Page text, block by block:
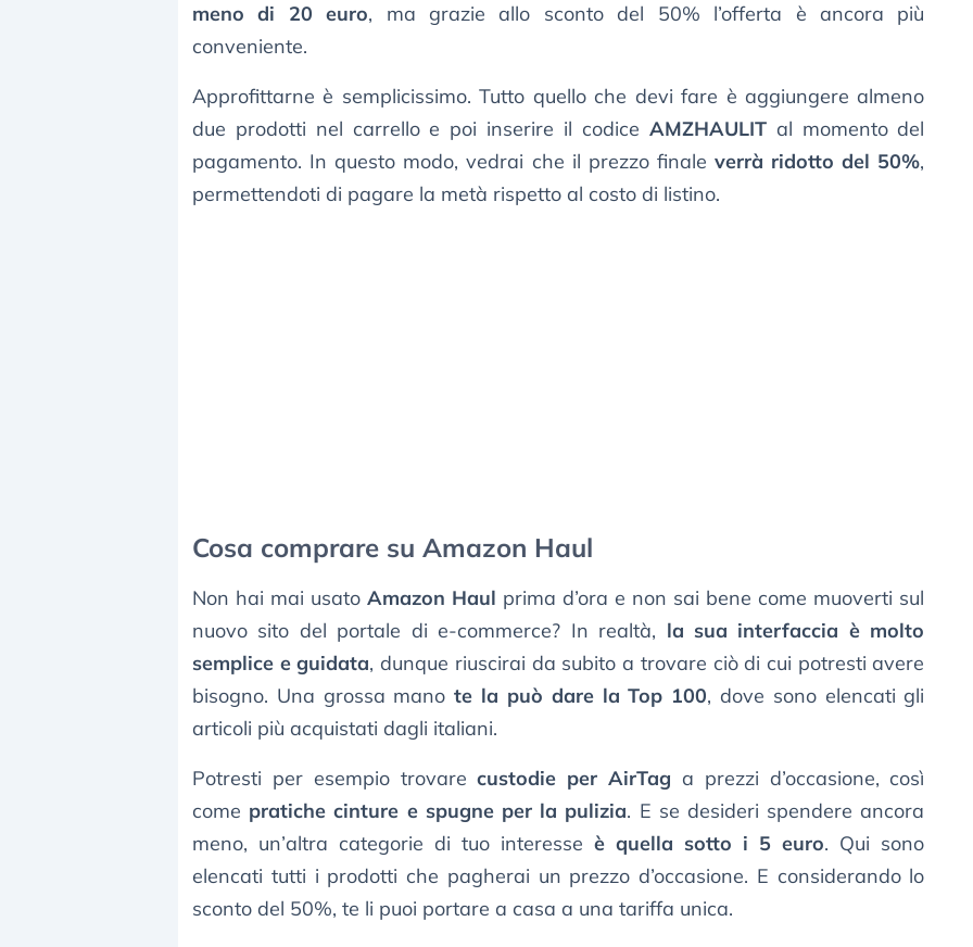
meno di 20 euro, ma grazie allo sconto del 50% l’offerta è ancora più
conveniente.
Approfittarne è semplicissimo. Tutto quello che devi fare è aggiungere almeno
due prodotti nel carrello e poi inserire il codice AMZHAULITal momento del
pagamento. In questo modo, vedrai che il prezzo finaleverrà ridotto del 50%,
permettendoti di pagare la metà rispetto al costo di listino.
Cosa comprare su Amazon Haul
Non hai mai usatoAmazon Haul prima d’ora e non sai bene come muoverti sul
nuovo sito del portale di e-commerce? In realtà, la sua interfaccia è molto
semplice e guidata, dunque riuscirai da subito a trovare ciò di cui potresti avere
bisogno. Una grossa manote la può dare la Top 100, dove sono elencati gli
articoli più acquistati dagli italiani.
Potresti per esempio trovarecustodie per AirTag a prezzi d’occasione, così
come pratiche cinture e spugne per la pulizia. E se desideri spendere ancora
meno, un’altra categorie di tuo interesseè quella sotto i 5 euro. Qui sono
elencati tutti i prodotti che pagherai un prezzo d’occasione. E considerando lo
sconto del 50%, te li puoi portare a casa a una tariffa unica.